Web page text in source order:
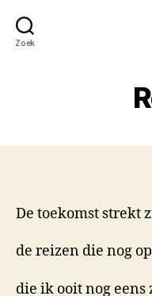
Zoek
De toekomst strekt
de reizen die nog
die ik ooit nog